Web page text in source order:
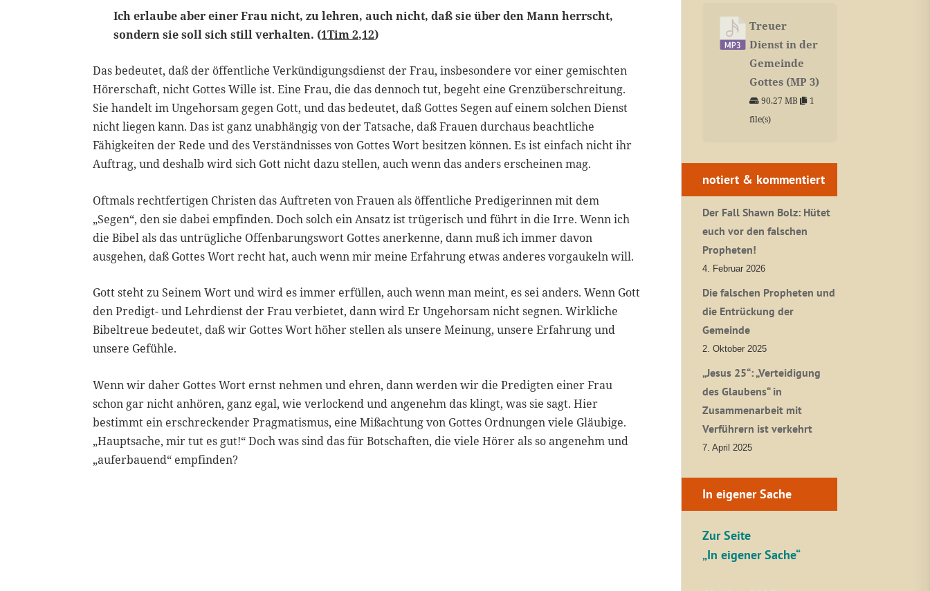
Ich erlaube aber einer Frau nicht, zu lehren, auch nicht, daß sie über den Mann herrscht,
sondern sie soll sich still verhalten. (1Tim 2,12)
Das bedeutet, daß der öffentliche Verkündigungsdienst der Frau, insbesondere vor einer gemischten
Hörerschaft, nicht Gottes Wille ist. Eine Frau, die das dennoch tut, begeht eine Grenzüberschreitung.
Sie handelt im Ungehorsam gegen Gott, und das bedeutet, daß Gottes Segen auf einem solchen Dienst
nicht liegen kann. Das ist ganz unabhängig von der Tatsache, daß Frauen durchaus beachtliche
Fähigkeiten der Rede und des Verständnisses von Gottes Wort besitzen können. Es ist einfach nicht ihr
Auftrag, und deshalb wird sich Gott nicht dazu stellen, auch wenn das anders erscheinen mag.
Oftmals rechtfertigen Christen das Auftreten von Frauen als öffentliche Predigerinnen mit dem
„Segen“, den sie dabei empfinden. Doch solch ein Ansatz ist trügerisch und führt in die Irre. Wenn ich
die Bibel als das untrügliche Offenbarungswort Gottes anerkenne, dann muß ich immer davon
ausgehen, daß Gottes Wort recht hat, auch wenn mir meine Erfahrung etwas anderes vorgaukeln will.
Gott steht zu Seinem Wort und wird es immer erfüllen, auch wenn man meint, es sei anders. Wenn Gott
den Predigt- und Lehrdienst der Frau verbietet, dann wird Er Ungehorsam nicht segnen. Wirkliche
Bibeltreue bedeutet, daß wir Gottes Wort höher stellen als unsere Meinung, unsere Erfahrung und
unsere Gefühle.
Wenn wir daher Gottes Wort ernst nehmen und ehren, dann werden wir die Predigten einer Frau
schon gar nicht anhören, ganz egal, wie verlockend und angenehm das klingt, was sie sagt. Hier
bestimmt ein erschreckender Pragmatismus, eine Mißachtung von Gottes Ordnungen viele Gläubige.
„Hauptsache, mir tut es gut!“ Doch was sind das für Botschaften, die viele Hörer als so angenehm und
„auferbauend“ empfinden?
Treuer
Dienst in der
Gemeinde
Gottes (MP 3)
90.27 MB
1
file(s)
notiert & kommentiert
Der Fall Shawn Bolz: Hütet
euch vor den falschen
Propheten!
4. Februar 2026
Die falschen Propheten und
die Entrückung der
Gemeinde
2. Oktober 2025
„Jesus 25“: „Verteidigung
des Glaubens“ in
Zusammenarbeit mit
Verführern ist verkehrt
7. April 2025
In eigener Sache
Zur Seite
„In eigener Sache“